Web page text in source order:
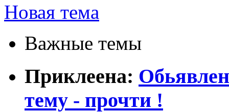
Новая тема
Важные темы
Приклеена:
тему - прочти !